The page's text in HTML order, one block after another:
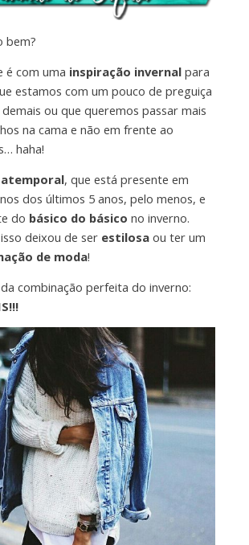
bem?
é com uma inspiração invernalpara
estamos com um pouco de preguiça
ou que queremos passar mais
na cama e não em frente ao
haha!
atemporal, que está presente em
dos últimos 5 anos, pelo menos, e
do básico do básico no inverno.
deixou de serestilosa ou ter um
de moda!
combinação perfeita do inverno: